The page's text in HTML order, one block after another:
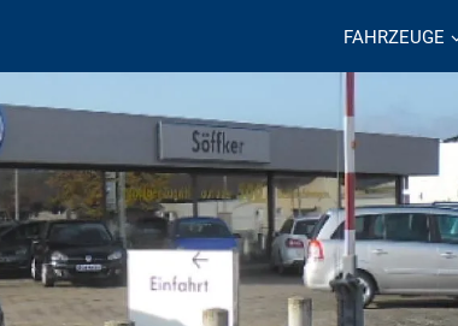
FAHRZEUGE